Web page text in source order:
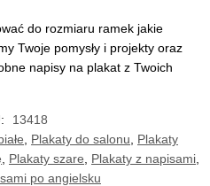
do rozmiaru ramek jakie
Twoje pomysły i projekty oraz
napisy na plakat z Twoich
13418
Plakaty do salonu
Plakaty
Plakaty szare Plakaty z napisami
po angielsku